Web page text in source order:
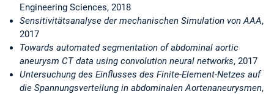
Engineering Sciences, 2018
Sensitivitätsanalyse der mechanischen Simulation von AAA,
2017
Towards automated segmentation of abdominal aortic
aneurysm CT data using convolution neural networks, 2017
Untersuchung des Einflusses des Finite-Element-Netzes auf
die Spannungsverteilung in abdominalen Aortenaneurysmen,